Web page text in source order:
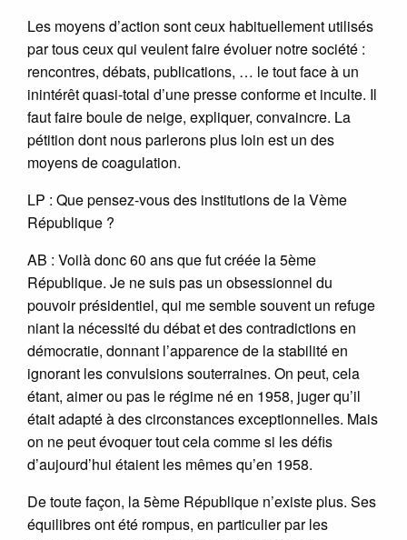
Les moyens d’action sont ceux habituellement utilisés
par tous ceux qui veulent faire évoluer notre société :
rencontres, débats, publications, … le tout face à un
inintérêt quasi-total d’une presse conforme et inculte. Il
faut faire boule de neige, expliquer, convaincre. La
pétition dont nous parlerons plus loin est un des
moyens de coagulation.
LP : Que pensez-vous des institutions de la Vème
République ?
AB : Voilà donc 60 ans que fut créée la 5ème
République. Je ne suis pas un obsessionnel du
pouvoir présidentiel, qui me semble souvent un refuge
niant la nécessité du débat et des contradictions en
démocratie, donnant l’apparence de la stabilité en
ignorant les convulsions souterraines. On peut, cela
étant, aimer ou pas le régime né en 1958, juger qu’il
était adapté à des circonstances exceptionnelles. Mais
on ne peut évoquer tout cela comme si les défis
d’aujourd’hui étaient les mêmes qu’en 1958.
De toute façon, la 5ème République n’existe plus. Ses
équilibres ont été rompus, en particulier par les